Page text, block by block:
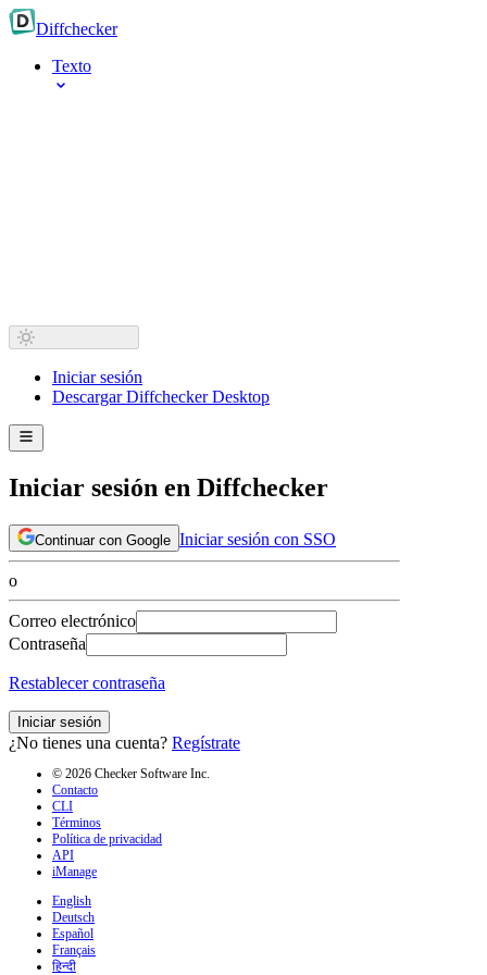
Diffchecker
Texto
Iniciar sesión
Descargar Diffchecker Desktop
Iniciar sesión en Diffchecker
Continuar con Google Iniciar sesión con SSO
o
Correo electrónico
Contraseña
Restablecer contraseña
Iniciar sesión
¿No tienes una cuenta? Regístrate
© 2026 Checker Software Inc.
Contacto
CLI
Términos
Política de privacidad
API
iManage
English
Deutsch
Español
Français
हिन्दी